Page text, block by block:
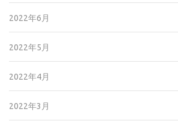
2022年6月
2022年5月
2022年4月
2022年3月